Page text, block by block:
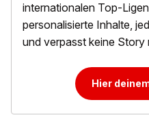
internationalen Top-
personalisierte Inhalte,
und verpasst keine
Hier